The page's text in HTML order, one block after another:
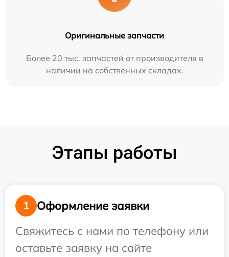
Оригинальные запчасти
Более 20 тыс. запчастей от производителя в
наличии на собственных складах.
Этапы работы
1
Оформление заявки
Свяжитесь с нами по телефону или
оставьте заявку на сайте